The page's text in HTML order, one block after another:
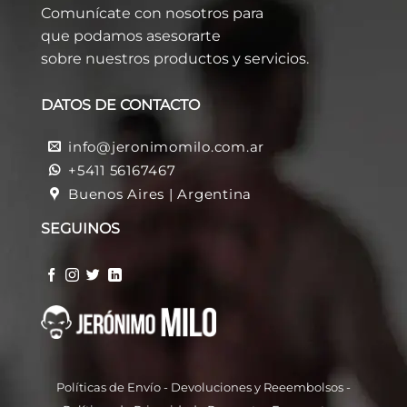
Comunícate con nosotros para
que podamos asesorarte
sobre nuestros productos y servicios.
DATOS DE CONTACTO
info@jeronimomilo.com.ar
+5411 56167467
Buenos Aires | Argentina
SEGUINOS
Políticas de Envío - Devoluciones y Reeembolsos -